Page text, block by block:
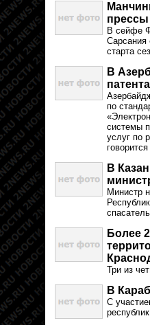
прессы
В сейфе
Сарсания
старта
В
по
системы
услуг по
В
Министр
Более
Три из
В
С